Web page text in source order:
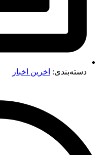
دسته‌بندی: اخرین اخبار